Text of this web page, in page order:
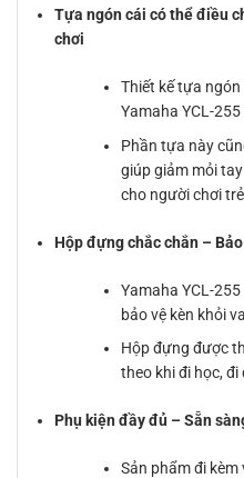
Tựa ngón cái có thể điều
chơi
Thiết kế tựa
Yamaha YCL-
Phần tựa này
giúp giảm mỏi
cho người chơi
Hộp đựng chắc chắn –
Yamaha YCL-
bảo vệ kèn khỏi
Hộp đựng được
theo khi đi học, đi
Phụ kiện đầy đủ – Sẵn
Sản phẩm đi kèm